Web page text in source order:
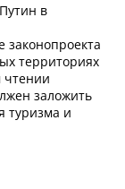
в
законопроекта
территориях
чтении
заложить
туризма и